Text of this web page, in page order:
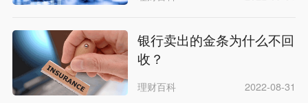
银行卖出的金条为什么不回
收？
理财百科 2022-08-31